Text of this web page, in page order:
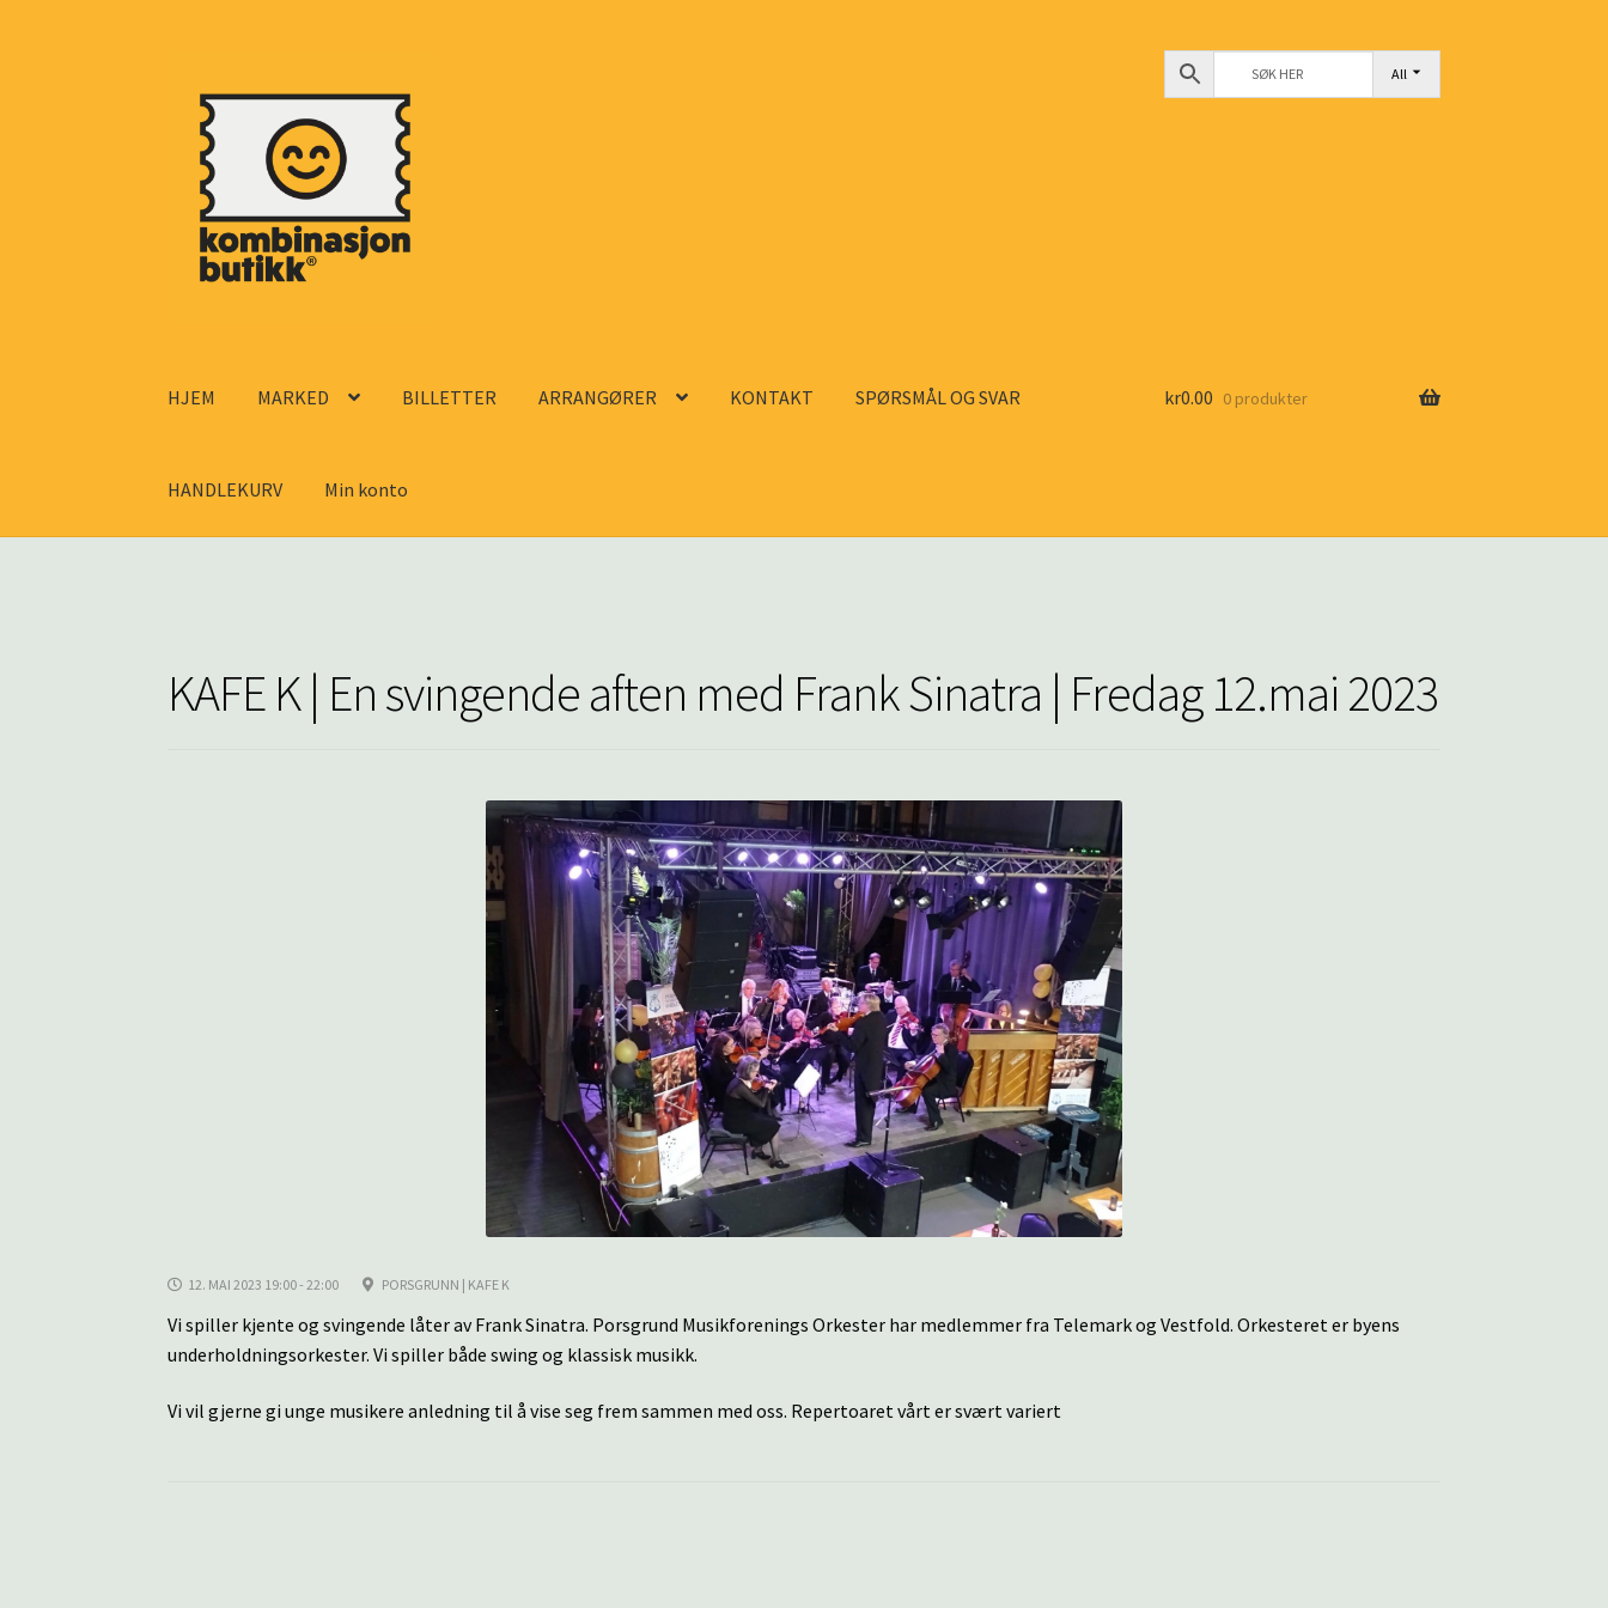
navigasjon
innhold
All
HJEM MARKED BILLETTER ARRANGØRER KONTAKT SPØRSMÅL OG SVAR
HANDLEKURV Min konto
kr0.00 0 produkter
KAFE K | En svingende aften med Frank Sinatra | Fredag 12.mai 2023
12. MAI 2023 19:00 - 22:00 PORSGRUNN | KAFE K
Vi spiller kjente og svingende låter av Frank Sinatra. Porsgrund Musikforenings Orkester har medlemmer fra Telemark og Vestfold. Orkesteret er byens
underholdningsorkester. Vi spiller både swing og klassisk musikk.
Vi vil gjerne gi unge musikere anledning til å vise seg frem sammen med oss. Repertoaret vårt er svært variert